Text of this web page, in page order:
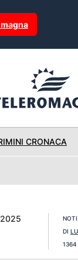
CRONACA
2025
DI
1364